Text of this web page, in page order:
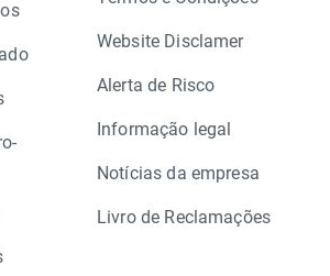
Website Disclamer
Alerta de Risco
Informação legal
Notícias da empresa
Livro de Reclamações